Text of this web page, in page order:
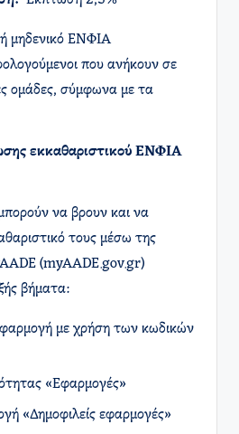
μηδενικό ΕΝΦΙΑ
που ανήκουν σε
ομάδες, σύμφωνα με τα
εκκαθαριστικού ΕΝΦΙΑ
να βρουν και να
τους μέσω της
(myAADE.gov.gr)
βήματα:​
με χρήση των κωδικών
«Εφαρμογές»
«Δημοφιλείς εφαρμογές»